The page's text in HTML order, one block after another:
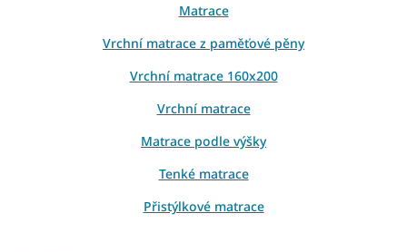
Matrace
Vrchní matrace z paměťové pěny
Vrchní matrace 160x200
Vrchní matrace
Matrace podle výšky
Tenké matrace
Přistýlkové matrace